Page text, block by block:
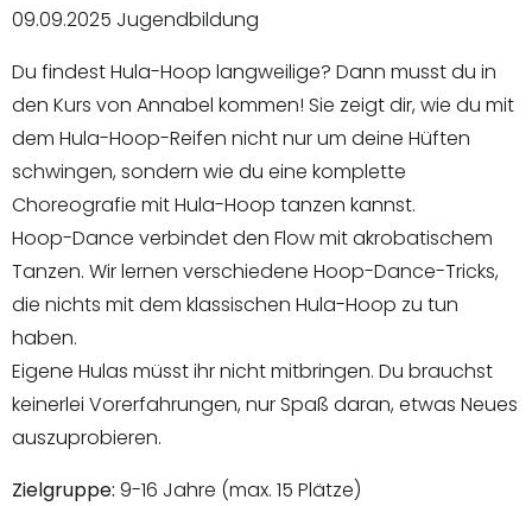
09.09.2025 Jugendbildung
Du findest Hula-Hoop langweilige? Dann musst du in
den Kurs von Annabel kommen! Sie zeigt dir, wie du mit
dem Hula-Hoop-Reifen nicht nur um deine Hüften
schwingen, sondern wie du eine komplette
Choreografie mit Hula-Hoop tanzen kannst.
Hoop-Dance verbindet den Flow mit akrobatischem
Tanzen. Wir lernen verschiedene Hoop-Dance-Tricks,
die nichts mit dem klassischen Hula-Hoop zu tun
haben.
Eigene Hulas müsst ihr nicht mitbringen. Du brauchst
keinerlei Vorerfahrungen, nur Spaß daran, etwas Neues
auszuprobieren.
Zielgruppe: 9-16 Jahre (max. 15 Plätze)